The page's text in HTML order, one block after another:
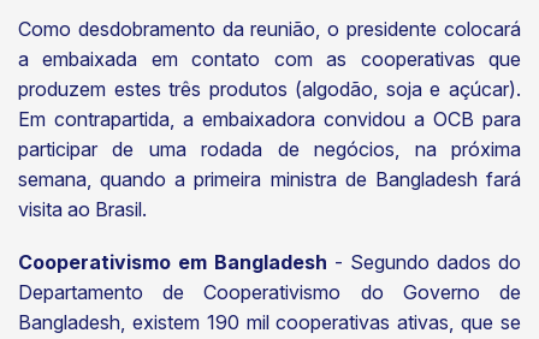
Como desdobramento da reunião, o presidente colocará
a embaixada em contato com as cooperativas que
produzem estes três produtos (algodão, soja e açúcar).
Em contrapartida, a embaixadora convidou a OCB para
participar de uma rodada de negócios, na próxima
semana, quando a primeira ministra de Bangladesh fará
visita ao Brasil.
Cooperativismo em Bangladesh - Segundo dados do
Departamento de Cooperativismo do Governo de
Bangladesh, existem 190 mil cooperativas ativas, que se